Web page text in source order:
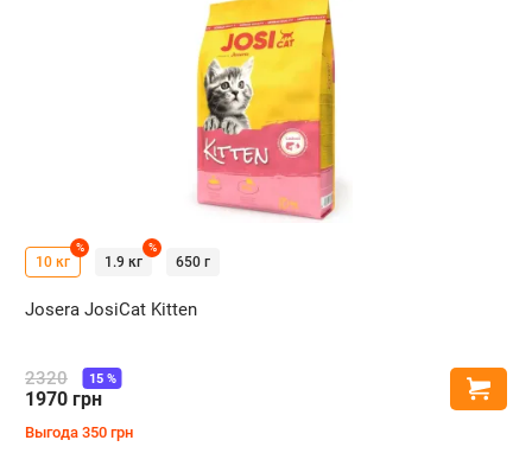
10 кг
%
1.9 кг
%
650 г
Josera JosiCat Kitten
2320
1970 грн
15%
Выгода 350 грн